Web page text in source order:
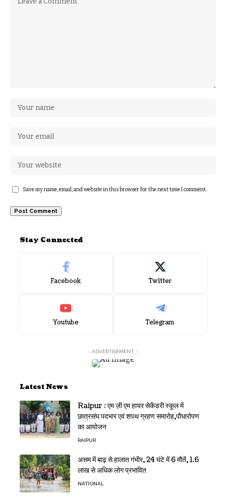
Save my name, email, and website in this browser for the next time I comment.
Stay Connected
Facebook Twitter
Youtube Telegram
- ADVERTISEMENT -
Latest News
Raipur : एम ज़ी एम हायर सेकेंडरी स्कूल में
छात्रसंघ पदभार एवं शपथ ग्रहण समारोह,पौधारोपण
का आयोजन
RAIPUR
असम में बाढ़ से हालात गंभीर, 24 घंटे में 6 मौतें, 1.6
लाख से अधिक लोग प्रभावित
NATIONAL